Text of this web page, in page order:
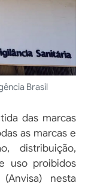
Brasil
das marcas
as marcas e
distribuição,
uso proibidos
nesta